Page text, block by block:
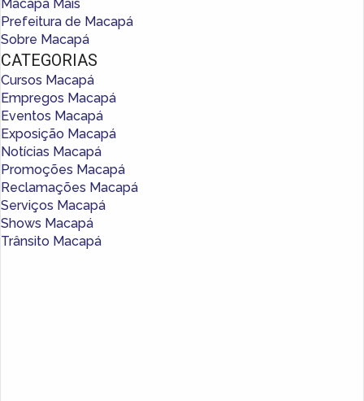
Macapá Mais
Prefeitura de Macapá
Sobre Macapá
CATEGORIAS
Cursos Macapá
Empregos Macapá
Eventos Macapá
Exposição Macapá
Notícias Macapá
Promoções Macapá
Reclamações Macapá
Serviços Macapá
Shows Macapá
Trânsito Macapá